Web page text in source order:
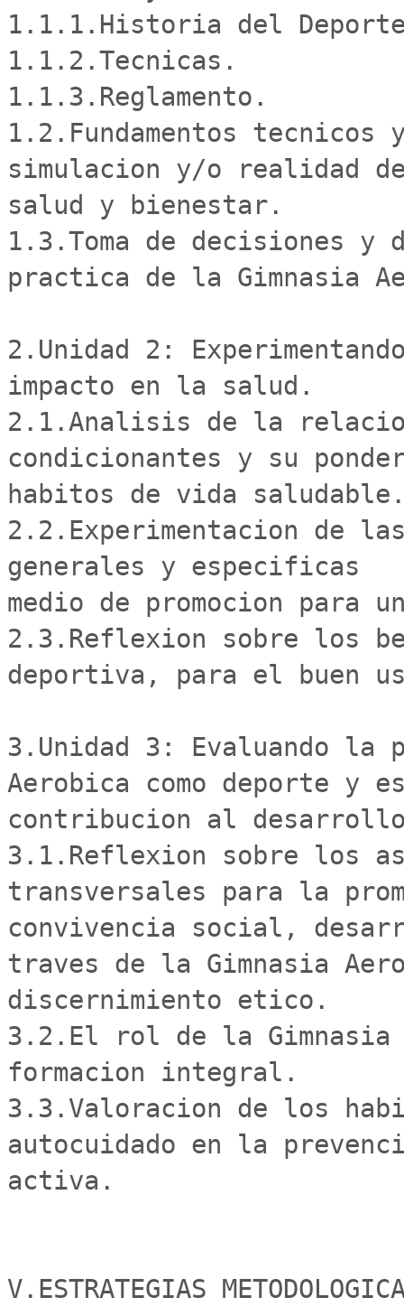
1.1.1.Historia del
1.1.2.Tecnicas.
1.1.3.Reglamento.
1.2.Fundamentos
simulacion y/o realidad de
salud y bienestar.
1.3.Toma de decisiones
practica de la Gimnasia
2.Unidad 2:
impacto en la salud.
2.1.Analisis de la
condicionantes y su
habitos de vida
2.2.Experimentacion de
generales y especificas
medio de promocion para
2.3.Reflexion sobre los
deportiva, para el buen
3.Unidad 3: Evaluando la
Aerobica como deporte y
contribucion al
3.1.Reflexion sobre los
transversales para la
convivencia social,
traves de la Gimnasia
discernimiento etico.
3.2.El rol de la Gimnasia
formacion integral.
3.3.Valoracion de los
autocuidado en la
activa.
V.ESTRATEGIAS